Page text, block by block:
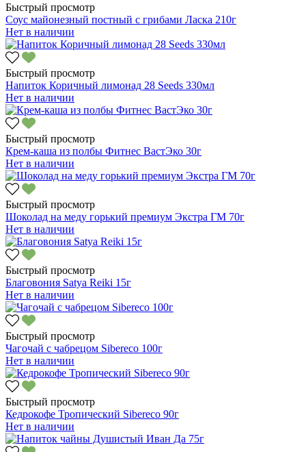
Быстрый просмотр
Соус майонезный постный с грибами Ласка 210г
Нет в наличии
Быстрый просмотр
Напиток Коричный лимонад 28 Seeds 330мл
Нет в наличии
Быстрый просмотр
Крем-каша из полбы Фитнес ВастЭко 30г
Нет в наличии
Быстрый просмотр
Шоколад на меду горький премиум Экстра ГМ 70г
Нет в наличии
Быстрый просмотр
Благовония Satya Reiki 15г
Нет в наличии
Быстрый просмотр
Чагочай с чабрецом Sibereco 100г
Нет в наличии
Быстрый просмотр
Кедрокофе Тропический Sibereco 90г
Нет в наличии